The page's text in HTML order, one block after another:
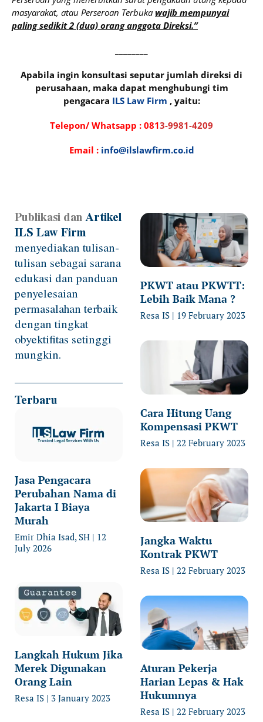
masyarakat, atau Perseroan Terbuka wajib mempunyai
paling sedikit 2 (dua) orang anggota Direksi.”
Apabila ingin konsultasi seputar jumlah direksi di
perusahaan, maka dapat menghubungi tim
pengacara ILS Law Firm , yaitu:
Telepon/ Whatsapp : 0813-9981-4209
Email : info@ilslawfirm.co.id
Publikasi danArtikel
ILS Law Firm
menyediakan tulisan-
tulisan sebagai sarana
edukasi dan panduan
penyelesaian
permasalahan terbaik
dengan tingkat
obyektifitas setinggi
mungkin.
Terbaru
Jasa Pengacara
Perubahan Nama di
Jakarta I Biaya
Murah
Emir Dhia Isad, SH
12
July 2026
Langkah Hukum Jika
Merek Digunakan
Orang Lain
Resa IS 3 January 2023
PKWT atau PKWTT:
Lebih Baik Mana ?
Resa IS 19 February 2023
Cara Hitung Uang
Kompensasi PKWT
Resa IS 22 February 2023
Jangka Waktu
Kontrak PKWT
Resa IS 22 February 2023
Aturan Pekerja
Harian Lepas & Hak
Hukumnya
Resa IS 22 February 2023
PagePagePagePagePage